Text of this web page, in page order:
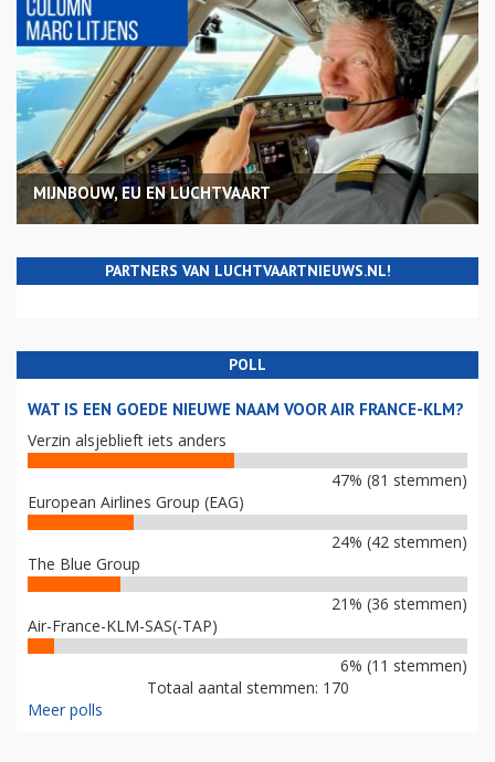
MIJNBOUW, EU EN LUCHTVAART
PARTNERS VAN LUCHTVAARTNIEUWS.NL!
POLL
WAT IS EEN GOEDE NIEUWE NAAM VOOR AIR FRANCE-KLM?
Verzin alsjeblieft iets anders
47% (81 stemmen)
European Airlines Group (EAG)
24% (42 stemmen)
The Blue Group
21% (36 stemmen)
Air-France-KLM-SAS(-TAP)
6% (11 stemmen)
Totaal aantal stemmen: 170
Meer polls